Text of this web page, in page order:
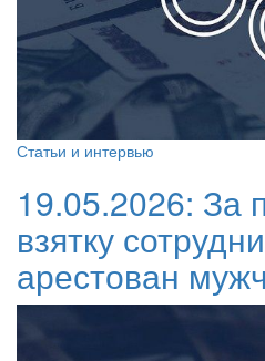
Статьи и интервью
19.05.2026: За
взятку
арестован